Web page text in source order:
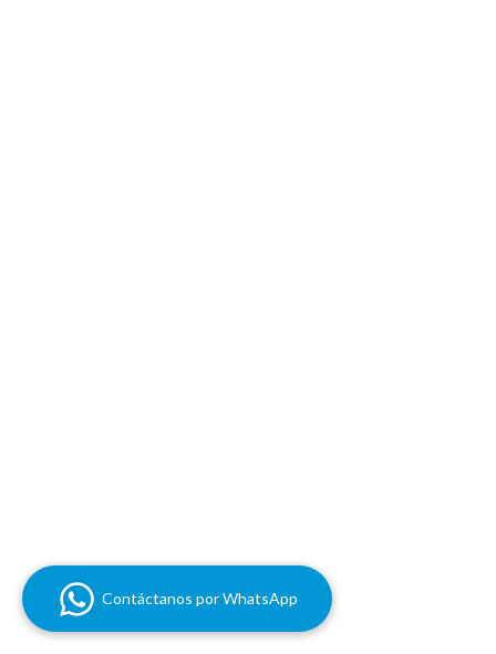
Contáctanos por WhatsApp